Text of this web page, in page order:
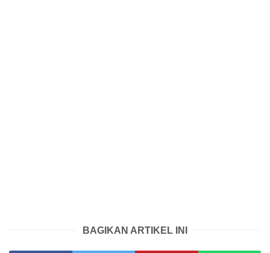
BAGIKAN ARTIKEL INI